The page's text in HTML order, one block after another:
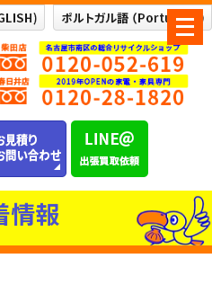
メ
ニ
ュ
ー
情報